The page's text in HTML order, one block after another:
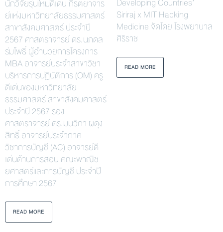
นักวิจัยรุ่นใหม่ดีเด่น กีรตยาจาร
ย์แห่งมหาวิทยาลัยธรรมศาสตร์
สาขาสังคมศาสตร์ ประจำปี
2567 ศาสตราจารย์ ดร.นภดล
ร่มโพธิ์ ผู้อำนวยการโครงการ
MBA อาจารย์ประจำสาขาวิชา
บริหารการปฏิบัติการ (OM) ครู
ดีเด่นของมหาวิทยาลัย
ธรรมศาสตร์ สาขาสังคมศาสตร์
ประจำปี 2567 รอง
ศาสตราจารย์ ดร.มนวิกา ผดุง
สิทธิ์ อาจารย์ประจำภาค
วิชาการบัญชี (AC) อาจารย์ดี
เด่นด้านการสอน คณะพาณิช
ยศาสตร์และการบัญชี ประจำปี
การศึกษา 2567
READ MORE
Siriraj x MIT Hacking
Medicine จัดโดย โรงพยาบาล
ศิริราช
READ MORE